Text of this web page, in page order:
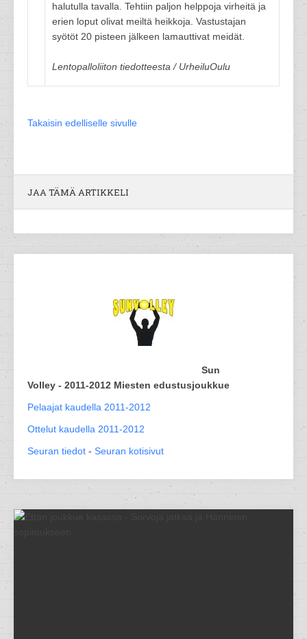
halutulla tavalla. Tehtiin paljon helppoja virheitä ja
erien loput olivat meiltä heikkoja. Vastustajan
syötöt 20 pisteen jälkeen lamauttivat meidät.
Lentopalloliiton tiedotteesta / UrheiluOulu
Takaisin edelliselle sivulle
JAA TÄMÄ ARTIKKELI
Sun
Volley - 2011-2012 Miesten edustusjoukkue
Pelaajat kaudella 2011-2012
Ottelut kaudella 2011-2012
Seuran tiedot - Seuran kotisivut